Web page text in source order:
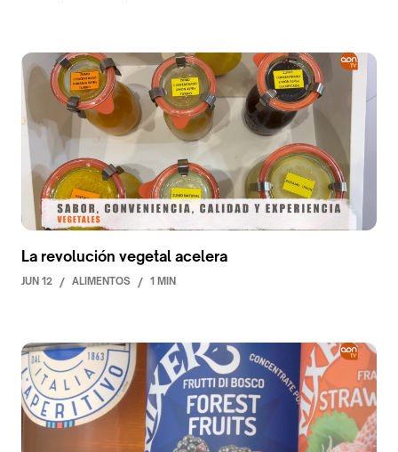
La revolución vegetal acelera
JUN 12 / ALIMENTOS / 1 MIN